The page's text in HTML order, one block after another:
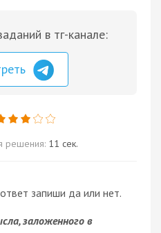
в тг-канале:
решения: 11 сек.
запиши да или нет.
заложенного в